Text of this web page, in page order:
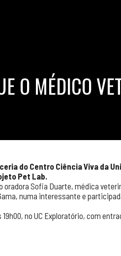
O MÉDICO
do Centro Ciência Viva da
Pet Lab.
Sofia Duarte, médica
numa interessante e
no UC Exploratório, com